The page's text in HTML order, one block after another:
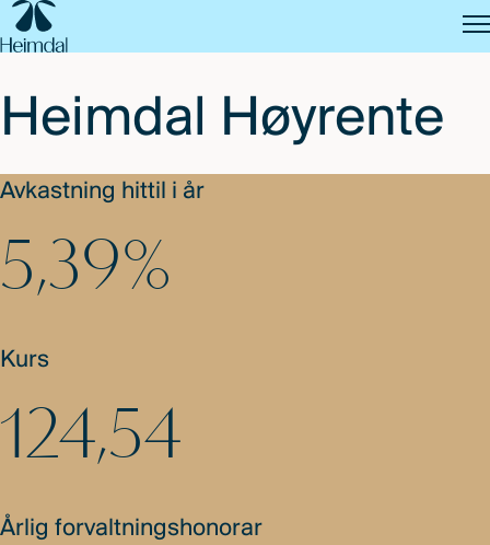
SKIP
TO
MAIN
Heimdal Høyrente
Avkastning hittil i år
5,39%
Kurs
124,54
Årlig forvaltningshonorar